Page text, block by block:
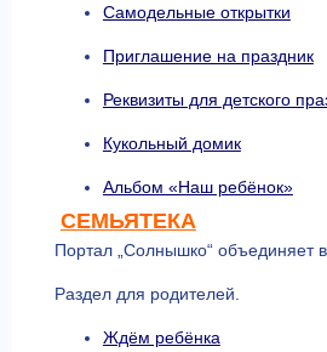
Самодельные открытки
Приглашение на праздник
Реквизиты для детского
Кукольный домик
Альбом «Наш ребёнок»
СЕМЬЯТЕКА
Портал „Солнышко“ объединяет
Раздел для родителей.
Ждём ребёнка